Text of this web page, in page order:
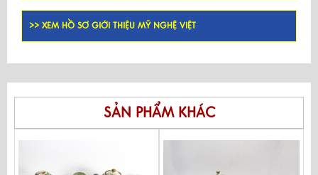
>> XEM HỒ SƠ GIỚI THIỆU MỸ NGHỆ VIỆT
SẢN PHẨM KHÁC